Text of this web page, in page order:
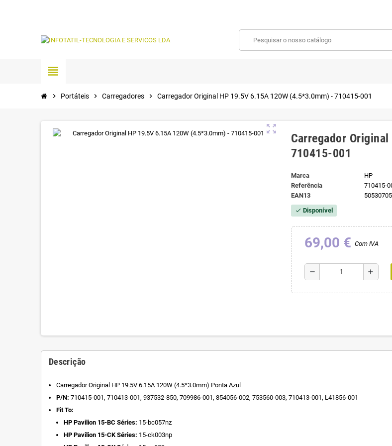
view_headline
chevron_right Portáteis chevron_right Carregadores chevron_right Carregador Original HP 19.5V 6.15A 120W (4.5*3.0mm) - 710415-001
zoom_out_map
Carregador
710415-001
Marca
HP
Referência
710415-
EAN13
check Disponível
69,00 € Com IVA
remove add
Descrição
Carregador Original HP 19.5V 6.15A 120W (4.5*3.0mm) Ponta Azul
P/N: 710415-001, 710413-001, 937532-850, 709986-001, 854056-002, 753560-003, 710413-001, L41856-001
Fit To:
HP Pavilion 15-BC Séries: 15-bc057nz
HP Pavilion 15-CK Séries: 15-ck003np